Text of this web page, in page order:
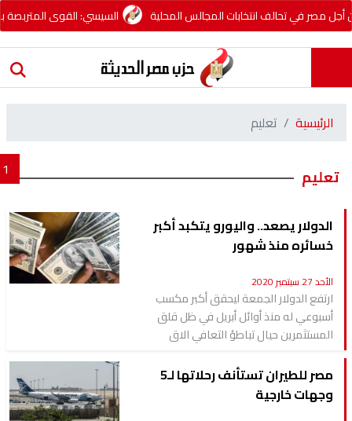
في تحالف انتخابات المجالس المحلية السيسي: القوى المتربصة
الرئيسية تعليم
تعليم
الدولار يصعد.. واليورو يتكبد أكبر
خسائره منذ شهور
الأحد 27 سبتمبر 2020
ارتفع الدولار الجمعة ليحقق أكبر مكسب
أسبوعي له منذ أوائل أبريل في ظل قلق
المستثمرين حيال تباطؤ التعافي الاق
مصر للطيران تستأنف رحلاتها لـ5
وجهات خارجية